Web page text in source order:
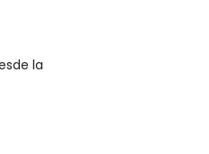
la